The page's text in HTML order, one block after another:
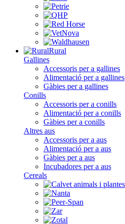
Rural
Gallines
Accessoris per a gallines
Alimentació per a gallines
Gàbies per a gallines
Conills
Accessoris per a conills
Alimentació per a conills
Gàbies per a conills
Altres aus
Accessoris per a aus
Alimentació per a aus
Gàbies per a aus
Incubadores per a aus
Cereals